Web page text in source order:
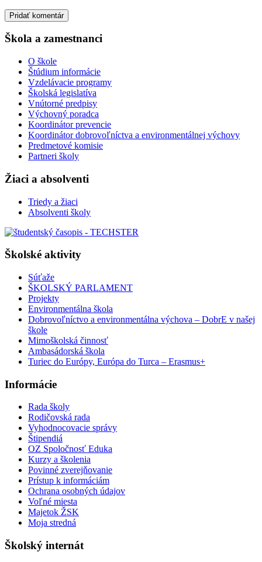
Škola a zamestnanci
O škole
Štúdium informácie
Vzdelávacie programy
Školská legislatíva
Vnútorné predpisy
Výchovný poradca
Koordinátor prevencie
Koordinátor dobrovoľníctva a environmentálnej výchovy
Predmetové komisie
Partneri školy
Žiaci a absolventi
Triedy a žiaci
Absolventi školy
Školské aktivity
Súťaže
ŠKOLSKÝ PARLAMENT
Projekty
Environmentálna škola
Dobrovoľníctvo a environmentálna výchova – DobrE v našej
škole
Mimoškolská činnosť
Ambasádorská škola
Turiec do Európy, Európa do Turca – Erasmus+
Informácie
Rada školy
Rodičovská rada
Vyhodnocovacie správy
Štipendiá
OZ Spoločnosť Eduka
Kurzy a školenia
Povinné zverejňovanie
Prístup k informáciám
Ochrana osobných údajov
Voľné miesta
Majetok ŽSK
Moja stredná
Školský internát